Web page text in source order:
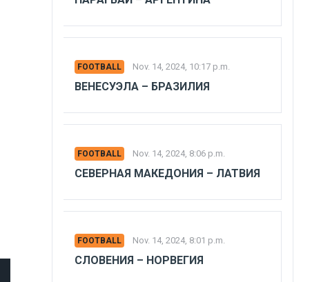
FOOTBALL Nov. 14, 2024, 10:17 p.m.
ВЕНЕСУЭЛА – БРАЗИЛИЯ
FOOTBALL Nov. 14, 2024, 8:06 p.m.
СЕВЕРНАЯ МАКЕДОНИЯ – ЛАТВИЯ
FOOTBALL Nov. 14, 2024, 8:01 p.m.
СЛОВЕНИЯ – НОРВЕГИЯ